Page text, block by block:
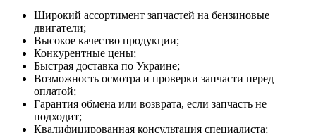
Широкий ассортимент запчастей на бензиновые
двигатели;
Высокое качество продукции;
Конкурентные цены;
Быстрая доставка по Украине;
Возможность осмотра и проверки запчасти перед
оплатой;
Гарантия обмена или возврата, если запчасть не
подходит;
Квалифицированная консультация специалиста;